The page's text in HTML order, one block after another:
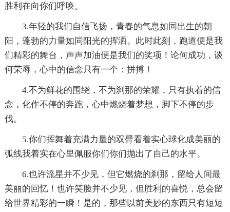
胜利在向你们呼唤。
3.年轻的我们自信飞扬，青春的气息如同出生的朝
阳，蓬勃的力量如同阳光的挥洒。此时此刻，跑道便是我
们精彩的舞台，声声加油便是我们的奖项！论何成功，谈
何荣辱，心中的信念只有一个：拼搏！
4.不为鲜花的围绕，不为刹那的荣耀，只有执着的信
念，化作不停的奔跑，心中燃烧着梦想，脚下不停的步
伐。
5.你们挥舞着充满力量的双臂看着实心球化成美丽的
弧线我着实在心里佩服你们你们抛出了自己的水平。
6.也许流星并不少见，但它燃烧的刹那，留给人间最
美丽的回忆！也许笑脸并不少见，但胜利的喜悦，总会留
给世界精彩的一瞬！是的，那些以前美妙的东西只有短短